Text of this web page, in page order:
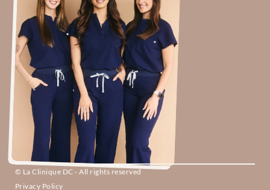
© La Clinique DC - All rights reserved
Privacy Policy